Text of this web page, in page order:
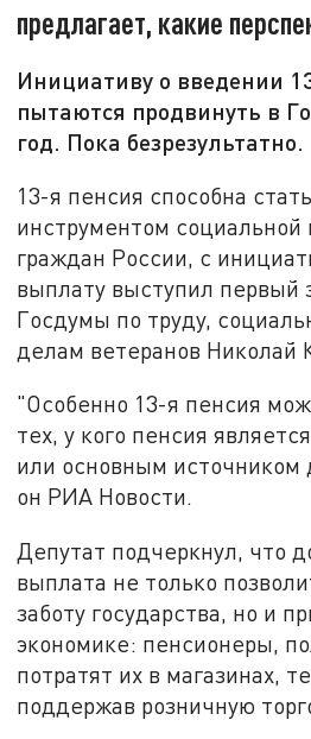
предлагает, какие
Инициативу о введении
пытаются продвинуть в
год. Пока безрезультатно.
13-я пенсия способна
инструментом
граждан России, с
выплату выступил первый
Госдумы по труду,
делам ветеранов Николай
"Особенно 13-я пенсия
тех, у кого пенсия
или основным источником
он РИА Новости.
Депутат подчеркнул, что
выплата не только
заботу государства, но и
экономике: пенсионеры,
потратят их в магазинах,
поддержав розничную